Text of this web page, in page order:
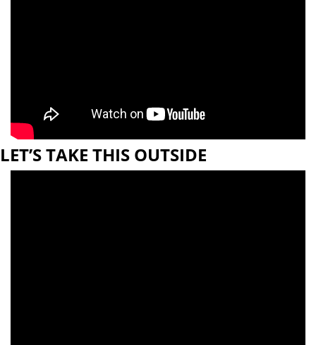
LET’S TAKE THIS OUTSIDE